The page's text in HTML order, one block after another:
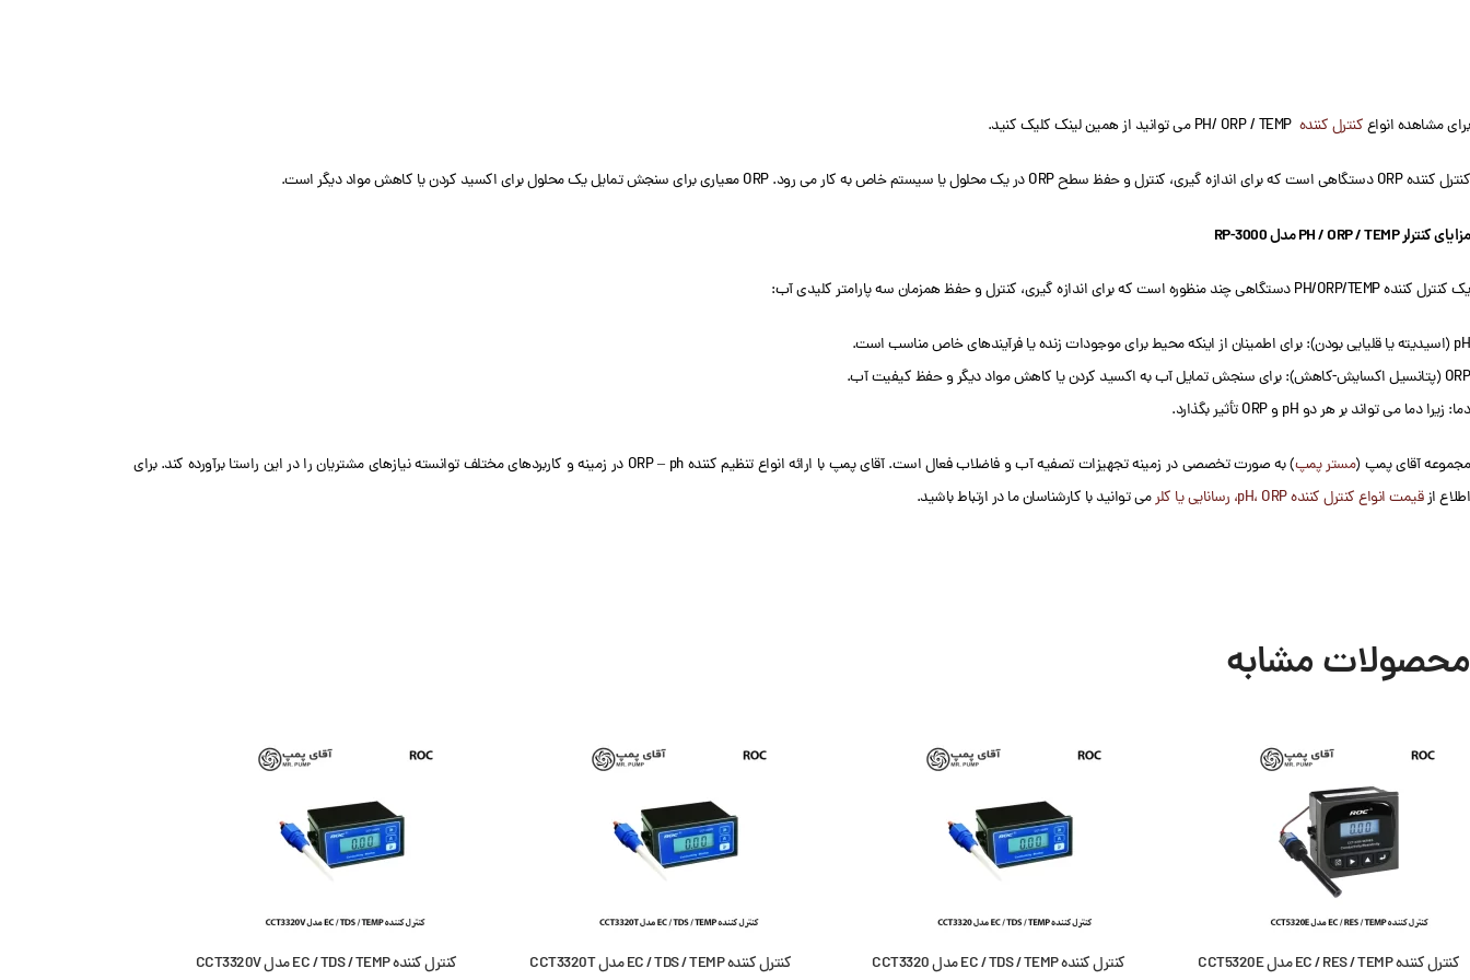
برای مشاهده انواعکنترل کننده PH/ ORP / TEMP می توانید از همین لینک کلیک کنید.
کنترل کننده ORP دستگاهی است که برای اندازه گیری، کنترل و حفظ سطح ORP در یک محلول یا سیستم خاص به کار می رود. ORP معیاری برای سنجش تمایل یک محلول برای اکسید کردن یا کاهش مواد دیگر است.
مزایای کنترلر PH / ORP / TEMP مدل RP-3000
یک کنترل کننده PH/ORP/TEMP دستگاهی چند منظوره است که برای اندازه گیری، کنترل و حفظ همزمان سه پارامتر کلیدی آب:
pH (اسیدیته یا قلیایی بودن): برای اطمینان از اینکه محیط برای موجودات زنده یا فرآیندهای خاص مناسب است.
ORP (پتانسیل اکسایش-کاهش): برای سنجش تمایل آب به اکسید کردن یا کاهش مواد دیگر و حفظ کیفیت آب.
دما: زیرا دما می تواند بر هر دو pH و ORP تأثیر بگذارد.
مجموعه آقای پمپ (مستر پمپ
) به صورت تخصصی در زمینه تجهیزات تصفیه آب و فاضلاب فعال است. آقای پمپ با ارائه انواع تنظیم کننده ORP – ph در زمینه و کاربردهای مختلف توانسته نیازهای مشتریان را در این راستا برآورده کند. برای
اطلاع ازقیمت انواع کنترل کننده pH، ORP، رسانایی یا کلر می توانید با کارشناسان ما در ارتباط باشید.
محصولات مشابه
کنترل کننده EC / RES / TEMP مدل CCT5320E کنترل کننده EC / TDS / TEMP مدل CCT3320 کنترل کننده EC / TDS / TEMP مدل CCT3320T کنترل کننده EC / TDS / TEMP مدل CCT3320V